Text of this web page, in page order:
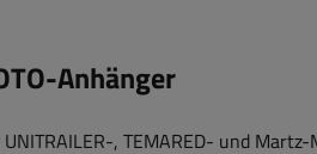
Anhänger
, TEMARED- und